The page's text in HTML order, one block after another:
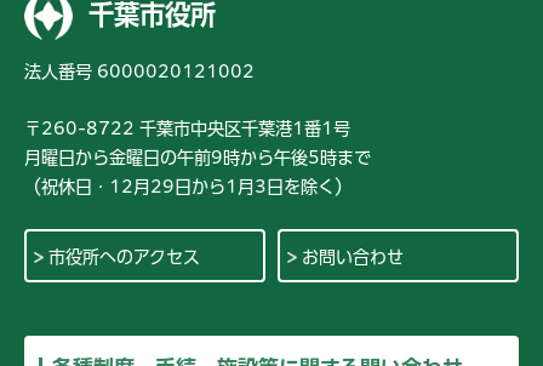
千葉市役所
法人番号 6000020121002
〒260-8722 千葉市中央区千葉港1番1号
月曜日から金曜日の午前9時から午後5時まで
（祝休日・12月29日から1月3日を除く）
市役所へのアクセス お問い合わせ